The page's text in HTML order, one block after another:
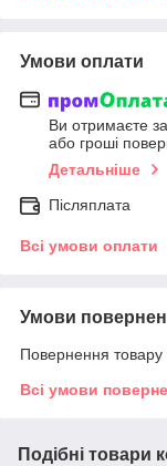
Умови оплати
Ви отримаєте
або гроші
Детальніше
Післяплата
Всі умови оплати
Умови
Повернення товару
Всі умови
Подібні товари